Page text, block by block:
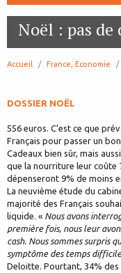
Noël : pas de
Accueil France, Economie
DOSSIER NOËL
556 euros. C’est ce que
Français pour passer un
Cadeaux bien sûr, mais
que la nourriture leur coûte
dépenseront 9% de moins
La neuvième étude du
majorité des Français
liquide. « Nous avons
première fois, nous leur
cash. Nous sommes surpris
symptôme des temps
Deloitte. Pourtant, 34% des